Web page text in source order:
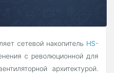
сетевой накопитель HS-
с революционной для
архитектурой.